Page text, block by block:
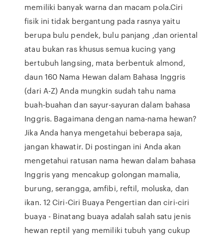
memiliki banyak warna dan macam pola.Ciri
fisik ini tidak bergantung pada rasnya yaitu
berupa bulu pendek, bulu panjang ,dan oriental
atau bukan ras khusus semua kucing yang
bertubuh langsing, mata berbentuk almond,
daun 160 Nama Hewan dalam Bahasa Inggris
(dari A-Z) Anda mungkin sudah tahu nama
buah-buahan dan sayur-sayuran dalam bahasa
Inggris. Bagaimana dengan nama-nama hewan?
Jika Anda hanya mengetahui beberapa saja,
jangan khawatir. Di postingan ini Anda akan
mengetahui ratusan nama hewan dalam bahasa
Inggris yang mencakup golongan mamalia,
burung, serangga, amfibi, reftil, moluska, dan
ikan. 12 Ciri-Ciri Buaya Pengertian dan ciri-ciri
buaya - Binatang buaya adalah salah satu jenis
hewan reptil yang memiliki tubuh yang cukup